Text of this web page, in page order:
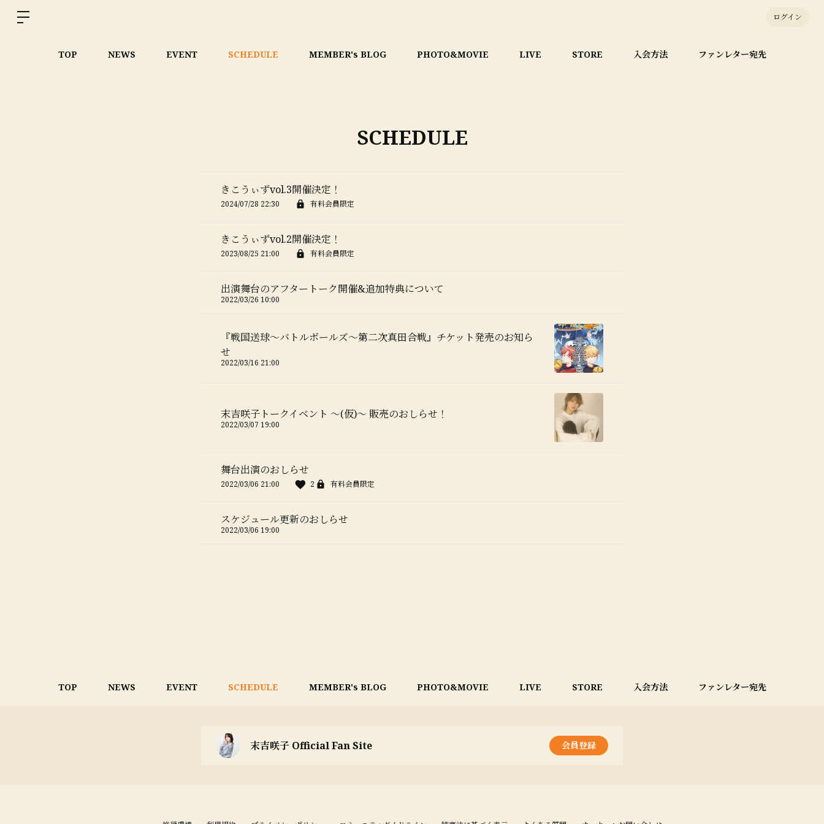
ログイン
TOP NEWS EVENT SCHEDULE MEMBER's BLOG PHOTO&MOVIE LIVE STORE 入会方法 ファンレター宛先
SCHEDULE
きこうぃずvol.3開催決定！
2024/07/28 22:30 有料会員限定
きこうぃずvol.2開催決定！
2023/08/25 21:00 有料会員限定
出演舞台のアフタートーク開催&追加特典について
2022/03/26 10:00
『戦国送球〜バトルボールズ〜第二次真田合戦』チケット発売のお知ら
せ
2022/03/16 21:00
末吉咲子トークイベント 〜(仮)〜 販売のおしらせ！
2022/03/07 19:00
舞台出演のおしらせ
2022/03/06 21:00 2 有料会員限定
スケジュール更新のおしらせ
2022/03/06 19:00
TOP NEWS EVENT SCHEDULE MEMBER's BLOG PHOTO&MOVIE LIVE STORE 入会方法 ファンレター宛先
末吉咲子 Official Fan Site 会員登録